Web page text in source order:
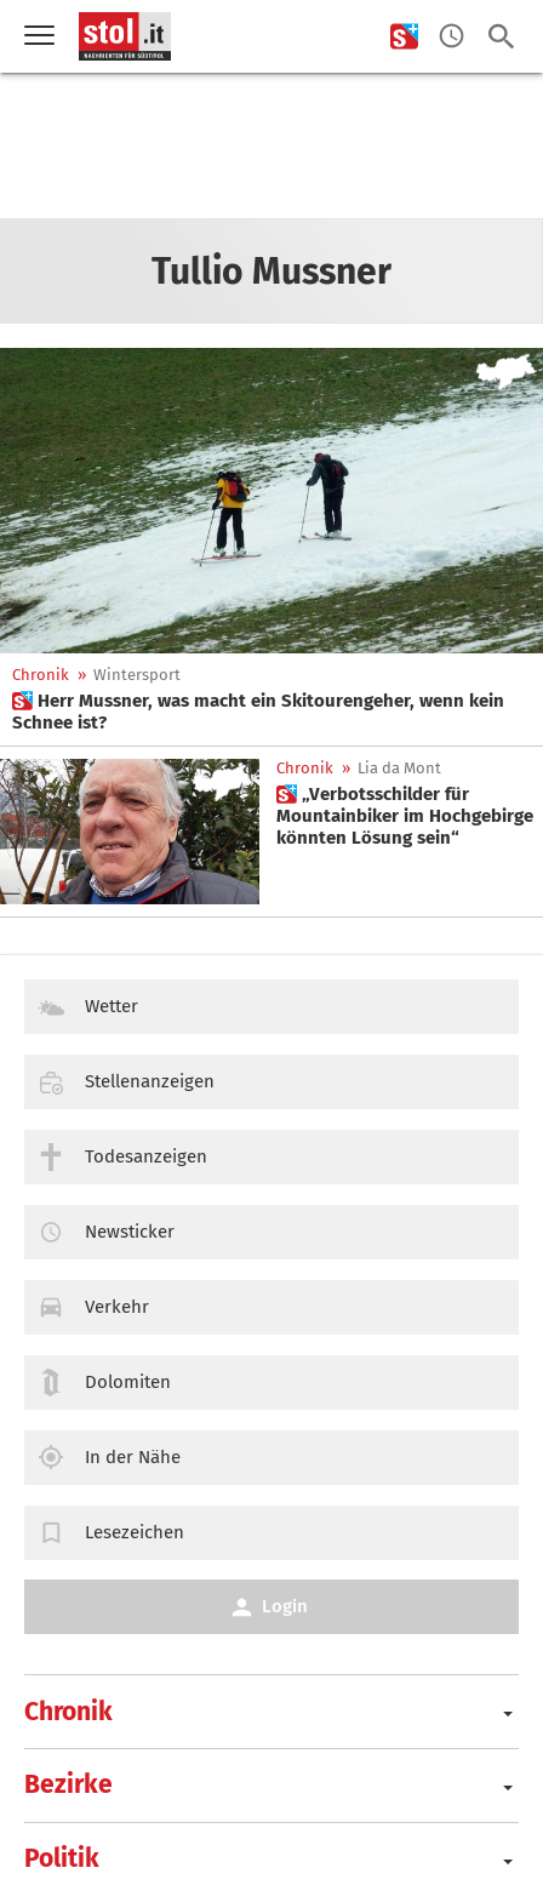
Tullio Mussner
Chronik » Wintersport
 Herr Mussner, was macht ein Skitourengeher, wenn kein
Schnee ist?
Chronik » Lia da Mont
 „Verbotsschilder für
Mountainbiker im Hochgebirge
könnten Lösung sein“
Chronik
Bezirke
Politik
Wetter
Stellenanzeigen
Todesanzeigen
Newsticker
Verkehr
Dolomiten
In der Nähe
Lesezeichen
Login